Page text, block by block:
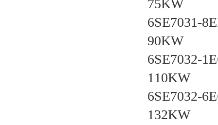
75KW
6SE7031-
90KW
6SE7032-
110KW
6SE7032-
132KW